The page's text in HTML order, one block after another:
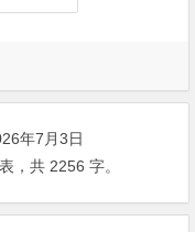
年7月3日
，共 2256 字。